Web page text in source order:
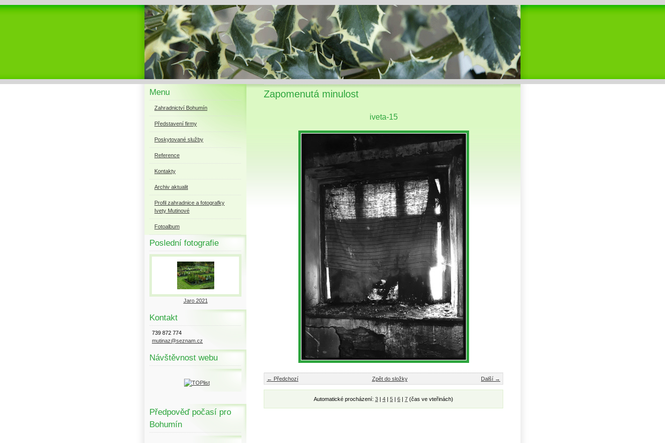
Menu
Zahradnictví Bohumín
Představení firmy
Poskytované služby
Reference
Kontakty
Archiv aktualit
Profil zahradnice a fotografky
Ivety Mutinové
Fotoalbum
Poslední fotografie
Jaro 2021
Kontakt
739 872 774
mutinaz@seznam.cz
Návštěvnost webu
Předpověď počasí pro
Bohumín
Zapomenutá minulost
iveta-15
← Předchozí Další →
Zpět do složky
Automatické procházení: 3 | 4 | 5 | 6 | 7 (čas ve vteřinách)